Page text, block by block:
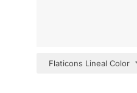
Flaticons Lineal Color